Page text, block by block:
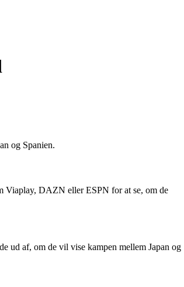
og Spanien.
Viaplay, DAZN eller ESPN for at se, om de
ud af, om de vil vise kampen mellem Japan og